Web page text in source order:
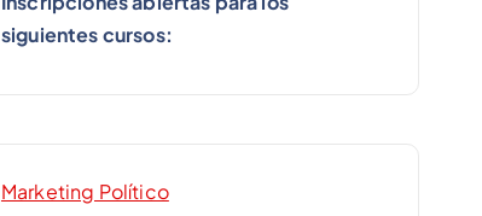
siguientes cursos:
Marketing Político